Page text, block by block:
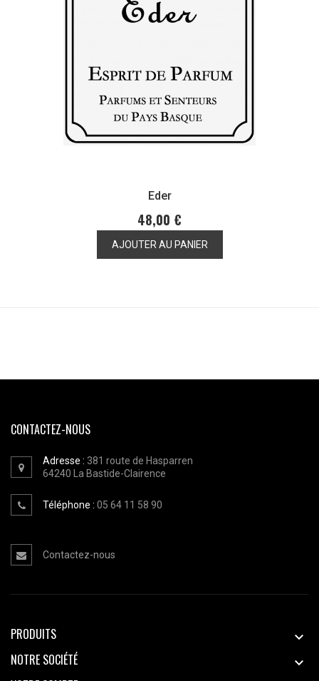
Eder
48,00 €
AJOUTER AU PANIER
CONTACTEZ-NOUS
Adresse : 381 route de Hasparren
64240
La Bastide-Clairence
Téléphone : 05 64 11 58 90
Contactez-nous
PRODUITS

NOTRE SOCIÉTÉ
